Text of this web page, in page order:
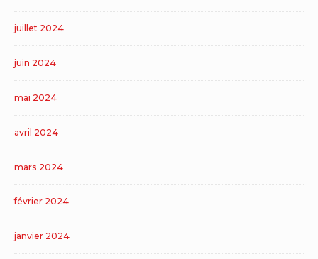
juillet 2024
juin 2024
mai 2024
avril 2024
mars 2024
février 2024
janvier 2024